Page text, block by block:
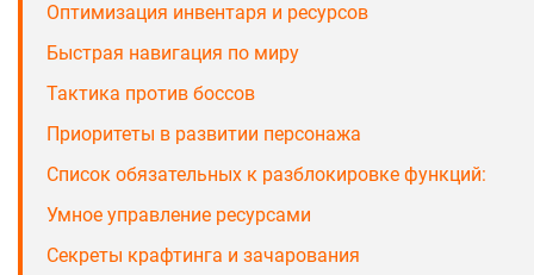
Оптимизация инвентаря и ресурсов
Быстрая навигация по миру
Тактика против боссов
Приоритеты в развитии персонажа
Список обязательных к разблокировке функций:
Умное управление ресурсами
Секреты крафтинга и зачарования